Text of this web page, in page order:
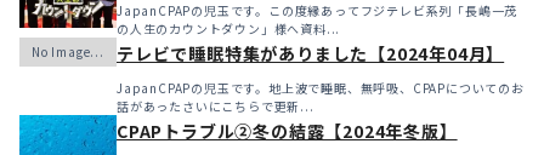
JapanCPAPの児玉です。この度縁あってフジテレビ系列「長嶋一茂
の人生のカウントダウン」様へ資料...
テレビで睡眠特集がありました【2024年04月】
JapanCPAPの児玉です。地上波で睡眠、無呼吸、CPAPについてのお
話があったさいにこちらで更新...
CPAPトラブル②冬の結露【2024年冬版】